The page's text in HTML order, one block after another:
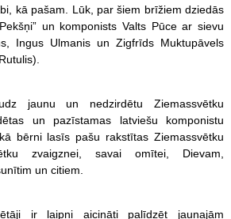
kā pašam. Lūk, par šiem brīžiem dziedās
un komponists Valts Pūce ar sievu
Ingus Ulmanis un Zigfrīds Muktupāvels
jaunu un nedzirdētu Ziemassvētku
un pazīstamas latviešu komponistu
bērni lasīs pašu rakstītas Ziemassvētku
zvaigznei, savai omītei, Dievam,
un citiem.
ir laipni aicināti palīdzēt jaunajām